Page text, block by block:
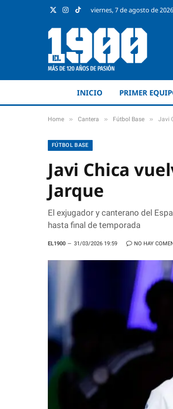
X
Instagram
TikTokviernes, 7 de agosto de 2026
INICIO PRIMER
Home » Cantera » Fútbol Base » Javi
FÚTBOL BASE
Javi Chica
Jarque
El exjugador y canterano del
hasta final de temporada
EL1900 31/03/2026 19:59 NO HAY